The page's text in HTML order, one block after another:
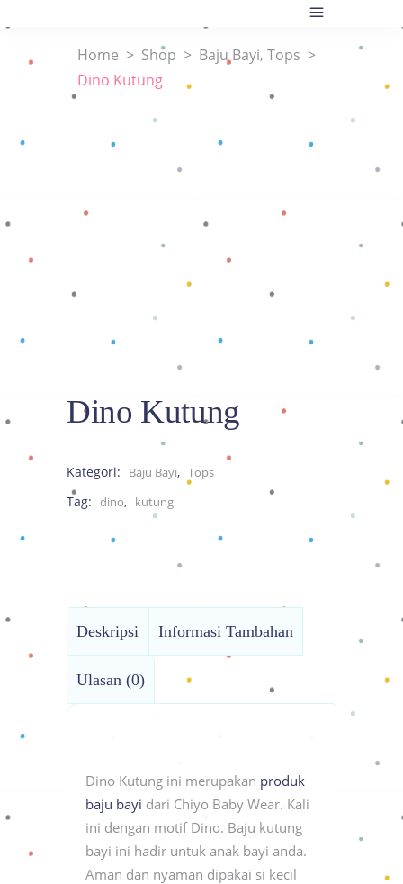
Home > Shop > Baju Bayi, Tops >
Dino Kutung
Dino Kutung
Kategori: Baju Bayi, Tops
Tag: dino, kutung
Deskripsi Informasi Tambahan
Ulasan (0)
Dino Kutung ini merupakan produk
baju bayi dari Chiyo Baby Wear. Kali
ini dengan motif Dino. Baju kutung
bayi ini hadir untuk anak bayi anda.
Aman dan nyaman dipakai si kecil